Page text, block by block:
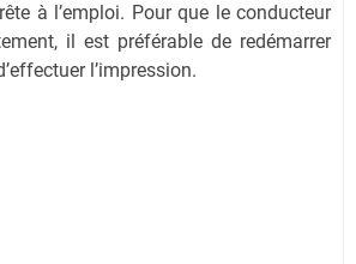
à l’emploi. Pour que le conducteur
il est préférable de redémarrer
l’impression.